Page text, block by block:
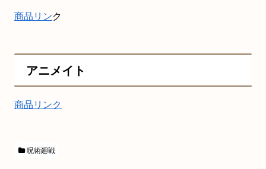
商品リンク
アニメイト
商品リンク
呪術廻戦